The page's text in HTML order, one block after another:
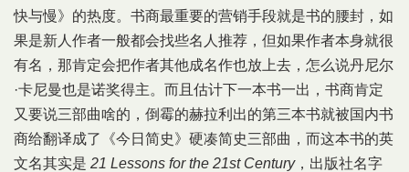
快与慢》的热度。书商最重要的营销手段就是书的腰封，如
果是新人作者一般都会找些名人推荐，但如果作者本身就很
有名，那肯定会把作者其他成名作也放上去，怎么说丹尼尔
·卡尼曼也是诺奖得主。而且估计下一本书一出，书商肯定
又要说三部曲啥的，倒霉的赫拉利出的第三本书就被国内书
商给翻译成了《今日简史》硬凑简史三部曲，而这本书的英
文名其实是 21 Lessons for the 21st Century，出版社名字